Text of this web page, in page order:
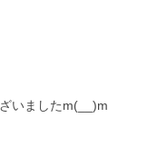
いましたm(__)m